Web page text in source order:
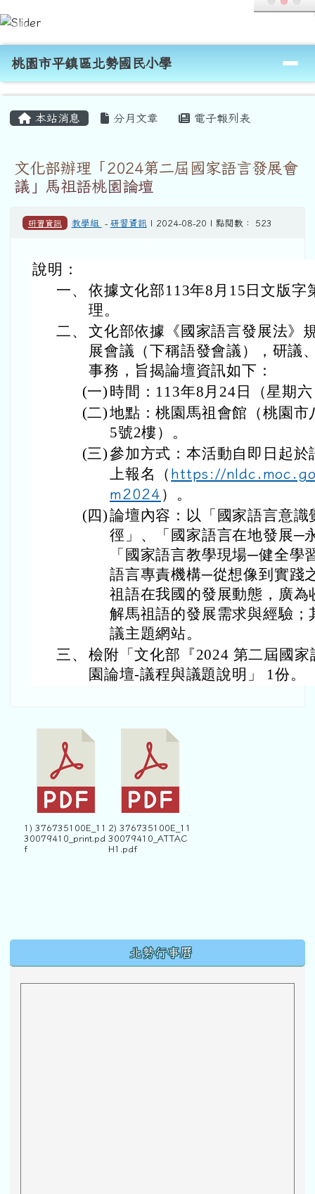
跳至主內容區
桃園市平鎮區北勢國民小學
導覽列
桃園市平鎮區北勢國民小學
本站消息 分月文章 電子報列表
文化部辦理「2024第二屆國家語言發展會
議」馬祖語桃園論壇
研習資訊 教學組 - 研習資訊| 2024-08-20 | 點閱數： 523
說明：
一、 依據文化部113年8月15日文版字
理。
二、 文化部依據《國家語言發展法》
展會議（下稱語發會議），研議
事務，旨揭論壇資訊如下：
(一) 時間：113年8月24日（星期
(二)地點：桃園馬祖會館（桃園
5號2樓）。
(三)參加方式：本活動自即日起
上報名（ https://
m2024 ）。
(四)論壇內容：以「國家語言意
徑」、「國家語言在地發展─
「國家語言教學現場─健全學
語言專責機構─從想像到實踐
祖語在我國的發展動態，廣
解馬祖語的發展需求與經驗
議主題網站。
三、 檢附「文化部『2024 第二屆國
園論壇-議程與議題說明」 1份。
1) 376735100E_11
30079410_print.pd
f
2) 376735100E_11
30079410_ATTAC
H1.pdf
北勢行事曆